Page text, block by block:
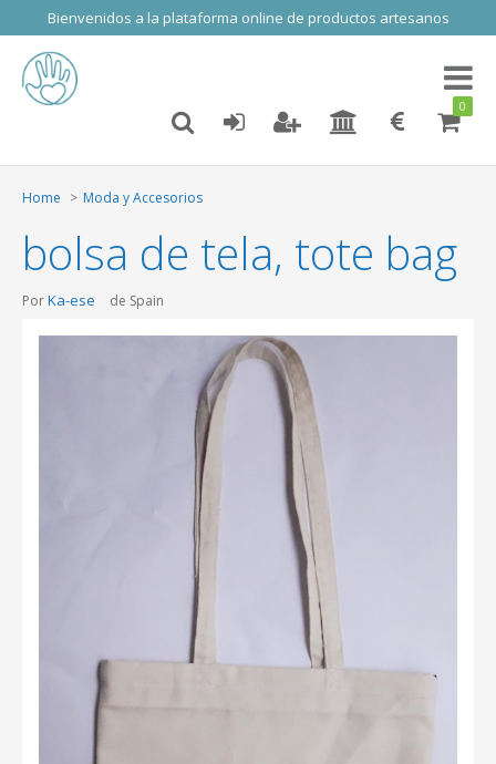
Bienvenidos a la plataforma online de productos artesanos
Toggle
0
Home Moda y Accesorios
bolsa de tela, tote bag
PorKa-ese de Spain